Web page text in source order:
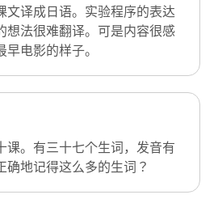
文译成日语。实验程序的表达
想法很难翻译。可是内容很感
电影的样子。
课。有三十七个生词，发音有
确地记得这么多的生词？